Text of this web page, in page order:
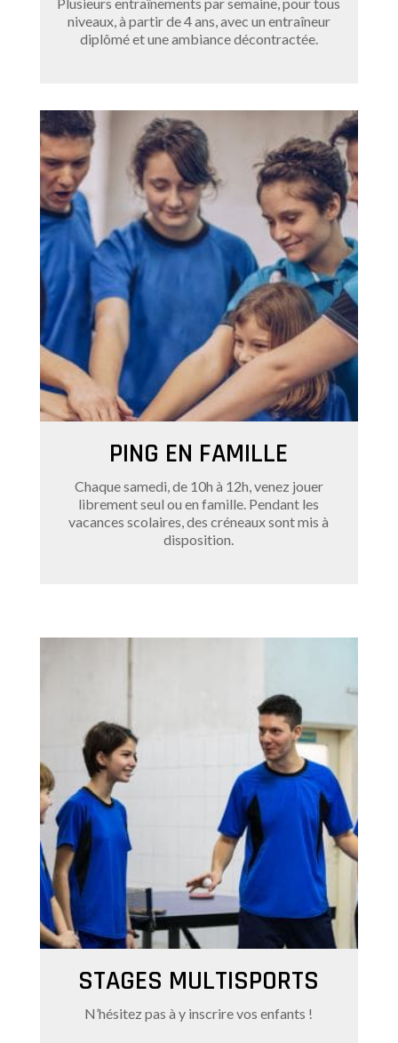
niveaux, à partir de 4 ans, avec un entraîneur
diplômé et une ambiance décontractée.
PING EN FAMILLE
Chaque samedi, de 10h à 12h, venez jouer
librement seul ou en famille. Pendant les
vacances scolaires, des créneaux sont mis à
disposition.
STAGES MULTISPORTS
N’hésitez pas à y inscrire vos enfants !